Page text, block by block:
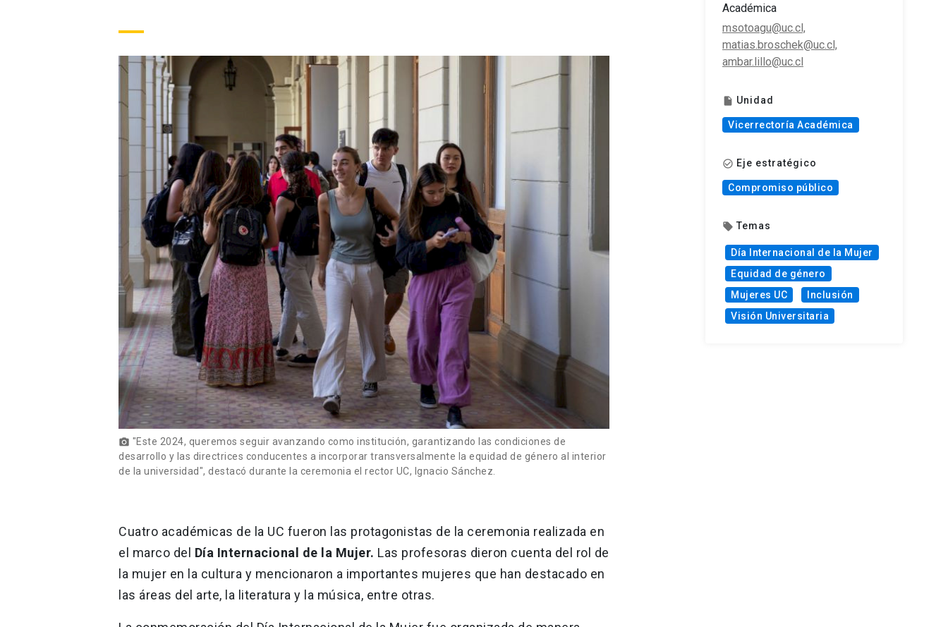
photo_camera "Este 2024, queremos seguir avanzando como institución, garantizando las condiciones de
desarrollo y las directrices conducentes a incorporar transversalmente la equidad de género al interior
de la universidad", destacó durante la ceremonia el rector UC, Ignacio Sánchez.
Cuatro académicas de la UC fueron las protagonistas de la ceremonia realizada en
el marco del Día Internacional de la Mujer. Las profesoras dieron cuenta del rol de
la mujer en la cultura y mencionaron a importantes mujeres que han destacado en
las áreas del arte, la literatura y la música, entre otras.
Académica
msotoagu@uc.cl,
matias.broschek@uc.cl,
ambar.lillo@uc.cl
insert_drive_file Unidad
Vicerrectoría Académica
check_circle_outline Eje estratégico
Compromiso público
local_offer Temas
Día Internacional de la Mujer
Equidad de género
Mujeres UC
Inclusión
Visión Universitaria